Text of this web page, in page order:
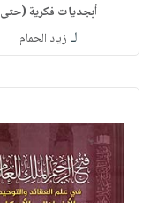
أبجديات فكرية (حتى
لـ زياد الحمام